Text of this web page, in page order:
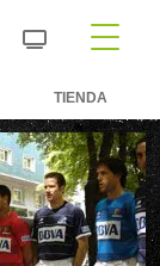
TIENDA